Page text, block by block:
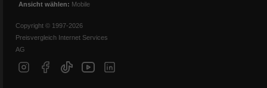
Ansicht wählen: Mobile
Copyright © 1997-2026
Preisvergleich Internet Services
AG